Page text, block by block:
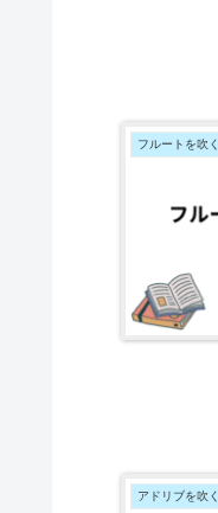
フルートを吹く
アドリブを吹く